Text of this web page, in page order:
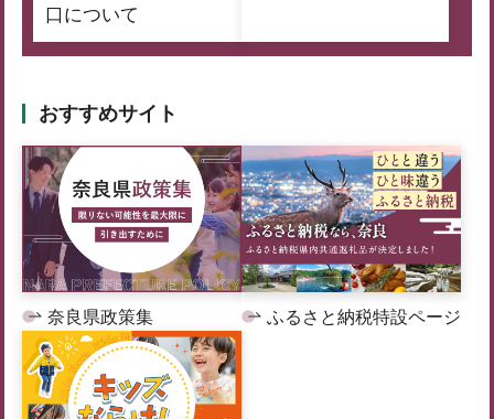
口について
おすすめサイト
奈良県政策集 ふるさと納税特設ページ